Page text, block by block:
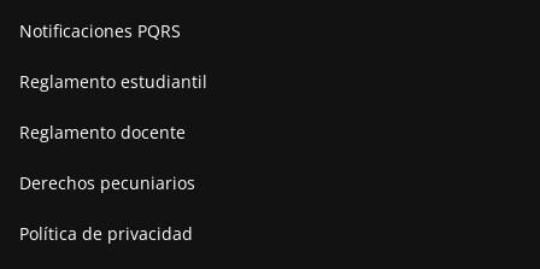
Manifiesto
Notificaciones PQRS
Reglamento estudiantil
Reglamento docente
Derechos pecuniarios
Política de privacidad